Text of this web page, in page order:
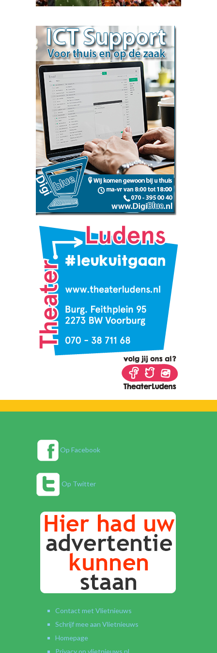
Op Facebook
Op Twitter
Contact met Vlietnieuws
Schrijf mee aan Vlietnieuws
Homepage
Privacy op vlietnieuws.nl